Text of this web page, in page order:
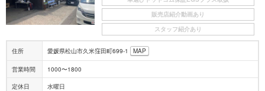
販売店紹介動画あり
スタッフ紹介あり
住所 愛媛県松山市久米窪田町699-1 MAP
営業時間 1000〜1800
定休日 水曜日